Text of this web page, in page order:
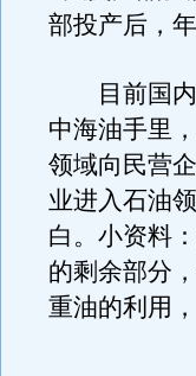
部投产后，
目前国内
中海油手里
领域向民营
业进入石油
白。小资料
的剩余部分
重油的利用